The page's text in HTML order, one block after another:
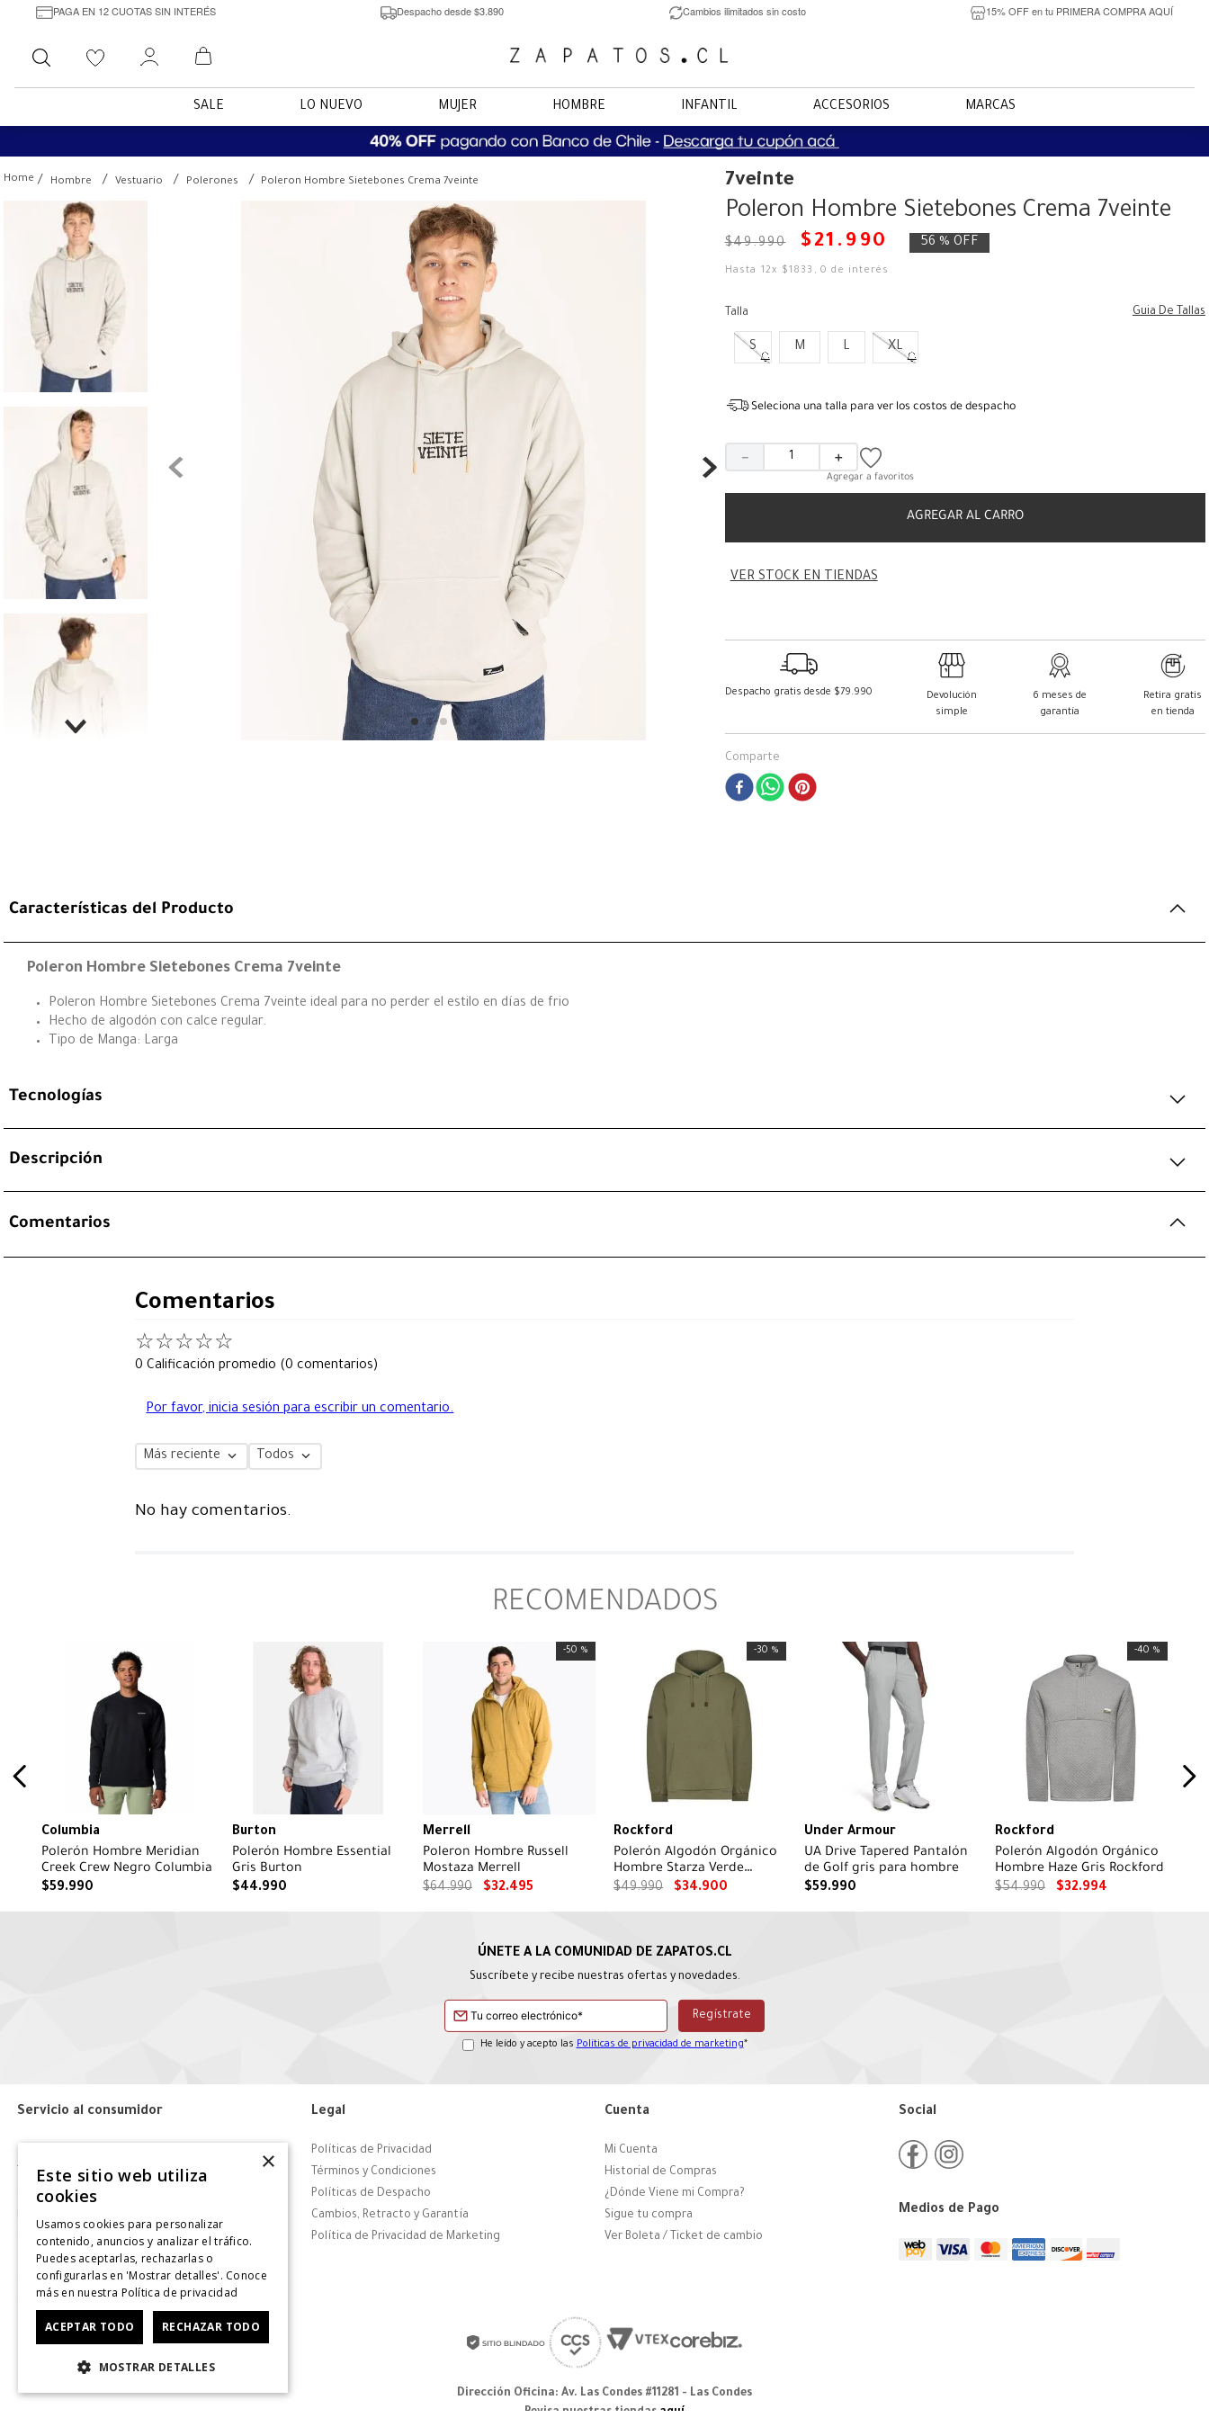
PAGA EN 12 CUOTAS SIN INTERÉS Despacho desde $3.890 Cambios ilimitados sin costo 15% OFF en tu PRIMERA COMPRA AQUÍ
Buscar
SALE LO NUEVO MUJER HOMBRE INFANTIL ACCESORIOS MARCAS
Hombre Vestuario Polerones Poleron Hombre Sietebones Crema 7veinte 7veinte
Poleron Hombre Sietebones Crema 7veinte
$49.990 $ 21 . 990 56 % OFF
Hasta 12x $1833 ,0 de interés
Talla Guia De Tallas
S M L XL
Seleciona una talla para ver los costos de despacho
＋
－
AGREGAR AL CARRO
VER STOCK EN TIENDAS
Despacho gratis desde $79.990
Devolución
simple
6 meses de
garantía
Retira gratis
en tienda
Comparte
Características del Producto
Poleron Hombre Sietebones Crema 7veinte
Poleron Hombre Sietebones Crema 7veinte ideal para no perder el estilo en días de frio
Hecho de algodón con calce regular.
Tipo de Manga: Larga
Tecnologías
Descripción
Comentarios
Comentarios
☆☆☆☆☆
0 Calificación promedio (0 comentarios)
Por favor, inicia sesión para escribir un comentario.
Más reciente Todos
No hay comentarios.
RECOMENDADOS
Columbia
Polerón Hombre Meridian
Creek Crew Negro Columbia
$59.990
Burton
Polerón Hombre Essential
Gris Burton
$44.990
-50 %
Merrell
Poleron Hombre Russell
Mostaza Merrell
$64.990 $32.495
-30 %
Rockford
Polerón Algodón Orgánico
Hombre Starza Verde
Rockford
$49.990 $34.900
Under Armour
UA Drive Tapered Pantalón
de Golf gris para hombre
$59.990
-40 %
Rockford
Polerón Algodón Orgánico
Hombre Haze Gris Rockford
$54.990 $32.994
Suscríbete y recibe nuestras ofertas y novedades.
He leído y acepto las Políticas de privacidad de marketing*
Servicio al consumidor
Tiendas
Contáctanos
Giftcard
Solicitar Factura
CyberDay
Legal
Políticas de Privacidad
Términos y Condiciones
Políticas de Despacho
Cambios, Retracto y Garantía
Política de Privacidad de Marketing
Cuenta
Mi Cuenta
Historial de Compras
¿Dónde Viene mi Compra?
Sigue tu compra
Ver Boleta / Ticket de cambio
Social
Medios de Pago
Dirección Oficina: Av. Las Condes #11281 - Las Condes
Revisa nuestras tiendas aquí
×
Este sitio web utiliza
cookies
Usamos cookies para personalizar
contenido, anuncios y analizar el tráfico.
Puedes aceptarlas, rechazarlas o
configurarlas en 'Mostrar detalles'. Conoce
más en nuestra Política de privacidad
ACEPTAR TODO RECHAZAR TODO
MOSTRAR DETALLES